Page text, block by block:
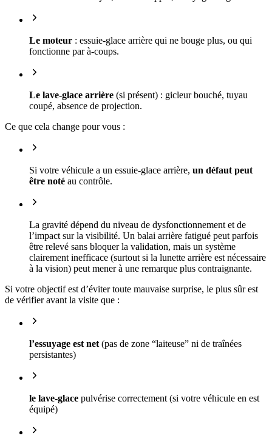
Le moteur : essuie-glace arrière qui ne bouge plus, ou qui
fonctionne par à-coups.
Le lave-glace arrière (si présent) : gicleur bouché, tuyau
coupé, absence de projection.
Ce que cela change pour vous :
Si votre véhicule a un essuie-glace arrière, un défaut peut
être noté au contrôle.
La gravité dépend du niveau de dysfonctionnement et de
l’impact sur la visibilité. Un balai arrière fatigué peut parfois
être relevé sans bloquer la validation, mais un système
clairement inefficace (surtout si la lunette arrière est nécessaire
à la vision) peut mener à une remarque plus contraignante.
Si votre objectif est d’éviter toute mauvaise surprise, le plus sûr est
de vérifier avant la visite que :
l’essuyage est net(pas de zone “laiteuse” ni de traînées
persistantes)
le lave-glace pulvérise correctement (si votre véhicule en est
équipé)